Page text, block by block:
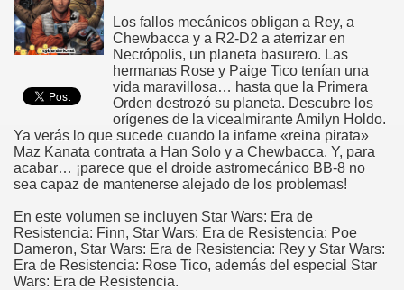
Los fallos mecánicos obligan a Rey, a
Chewbacca y a R2-D2 a aterrizar en
Necrópolis, un planeta basurero. Las
hermanas Rose y Paige Tico tenían una
vida maravillosa… hasta que la Primera
Orden destrozó su planeta. Descubre los
orígenes de la vicealmirante Amilyn Holdo.
Ya verás lo que sucede cuando la infame «reina pirata»
Maz Kanata contrata a Han Solo y a Chewbacca. Y, para
acabar… ¡parece que el droide astromecánico BB-8 no
sea capaz de mantenerse alejado de los problemas!
En este volumen se incluyen Star Wars: Era de
Resistencia: Finn, Star Wars: Era de Resistencia: Poe
Dameron, Star Wars: Era de Resistencia: Rey y Star Wars:
Era de Resistencia: Rose Tico, además del especial Star
Wars: Era de Resistencia.